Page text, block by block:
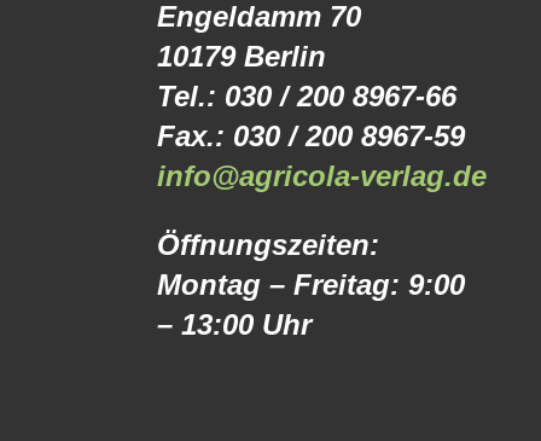
Engeldamm 70
10179 Berlin
Tel.: 030 / 200 8967-66
Fax.: 030 / 200 8967-59
info@agricola-verlag.de
Öffnungszeiten:
Montag – Freitag: 9:00
– 13:00 Uhr